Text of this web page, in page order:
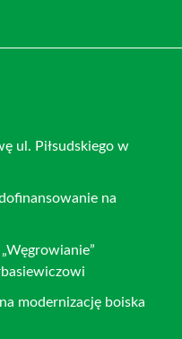
ul. Piłsudskiego w
na
modernizację boiska